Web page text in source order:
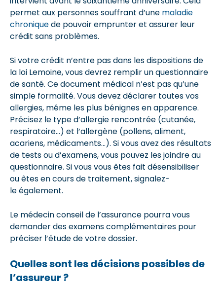
permet aux personnes souffrant d’une maladie
chroniquede pouvoir emprunter et assurer leur
crédit sans problèmes.
Si votre crédit n’entre pas dans les dispositions de
la loi Lemoine, vous devrez remplir un questionnaire
de santé. Ce document médical n’est pas qu’une
simple formalité. Vous devez déclarer toutes vos
allergies, même les plus bénignes en apparence.
Précisez le type d’allergie rencontrée (cutanée,
respiratoire…) et l’allergène (pollens, aliment,
acariens, médicaments…). Si vous avez des résultats
de tests ou d’examens, vous pouvez les joindre au
questionnaire. Si vous vous êtes fait désensibiliser
ou êtes en cours de traitement, signalez-
le également.
Le médecin conseil de l’assurance pourra vous
demander des examens complémentaires pour
préciser l’étude de votre dossier.
Quelles sont les décisions possibles de
l’assureur ?